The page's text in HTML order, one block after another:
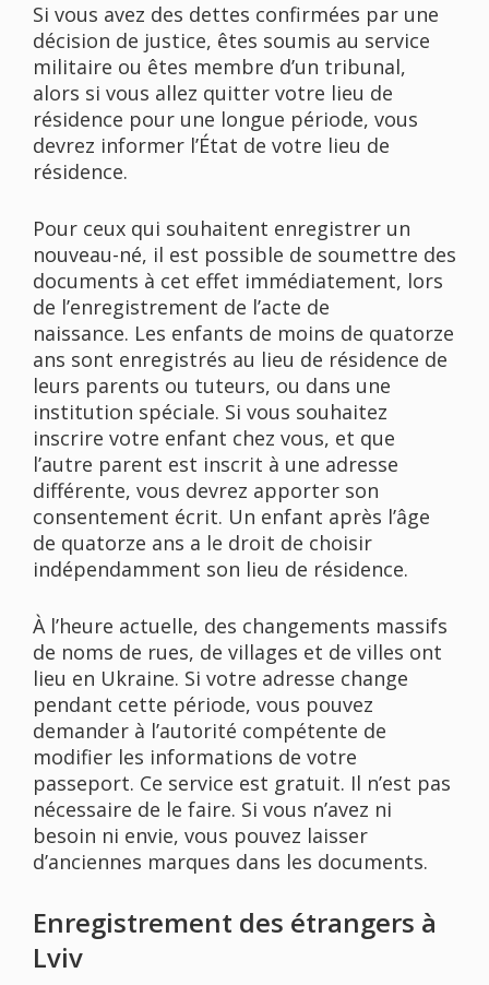
Si vous avez des dettes confirmées par une
décision de justice, êtes soumis au service
militaire ou êtes membre d’un tribunal,
alors si vous allez quitter votre lieu de
résidence pour une longue période, vous
devrez informer l’État de votre lieu de
résidence.
Pour ceux qui souhaitent enregistrer un
nouveau-né, il est possible de soumettre des
documents à cet effet immédiatement, lors
de l’enregistrement de l’acte de
naissance. Les enfants de moins de quatorze
ans sont enregistrés au lieu de résidence de
leurs parents ou tuteurs, ou dans une
institution spéciale. Si vous souhaitez
inscrire votre enfant chez vous, et que
l’autre parent est inscrit à une adresse
différente, vous devrez apporter son
consentement écrit. Un enfant après l’âge
de quatorze ans a le droit de choisir
indépendamment son lieu de résidence.
À l’heure actuelle, des changements massifs
de noms de rues, de villages et de villes ont
lieu en Ukraine. Si votre adresse change
pendant cette période, vous pouvez
demander à l’autorité compétente de
modifier les informations de votre
passeport. Ce service est gratuit. Il n’est pas
nécessaire de le faire. Si vous n’avez ni
besoin ni envie, vous pouvez laisser
d’anciennes marques dans les documents.
Enregistrement des étrangers à
Lviv